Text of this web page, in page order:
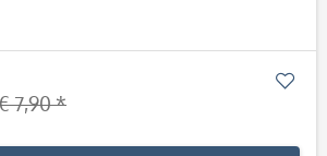
7,90 *